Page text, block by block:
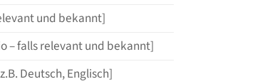
und bekannt]
– falls relevant und bekannt]
Deutsch, Englisch]